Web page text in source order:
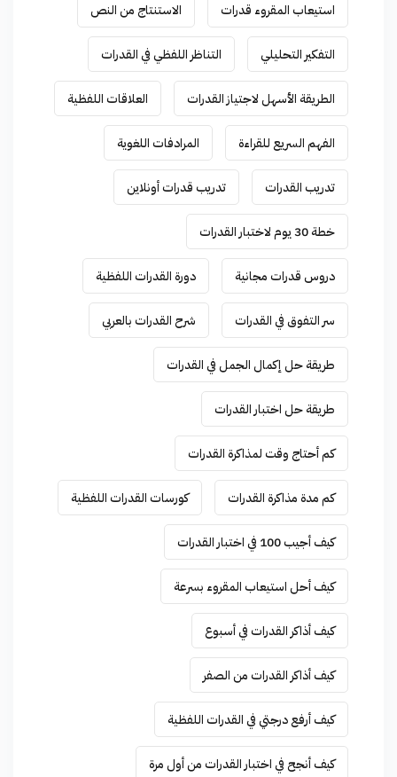
استيعاب المقروء قدرات الاستنتاج من النص
التفكير التحليلي التناظر اللفظي في القدرات
الطريقة الأسهل لاجتياز القدرات العلاقات اللفظية
الفهم السريع للقراءة المرادفات اللغوية
تدريب القدرات تدريب قدرات أونلاين
خطة 30 يوم لاختبار القدرات
دروس قدرات مجانية دورة القدرات اللفظية
سر التفوق في القدرات شرح القدرات بالعربي
طريقة حل إكمال الجمل في القدرات
طريقة حل اختبار القدرات
كم أحتاج وقت لمذاكرة القدرات
كم مدة مذاكرة القدرات كورسات القدرات اللفظية
كيف أجيب 100 في اختبار القدرات
كيف أحل استيعاب المقروء بسرعة
كيف أذاكر القدرات في أسبوع
كيف أذاكر القدرات من الصفر
كيف أرفع درجتي في القدرات اللفظية
كيف أنجح في اختبار القدرات من أول مرة